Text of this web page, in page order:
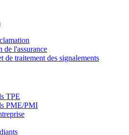
de l'assurance
de traitement des signalements
TPE
PME/PMI